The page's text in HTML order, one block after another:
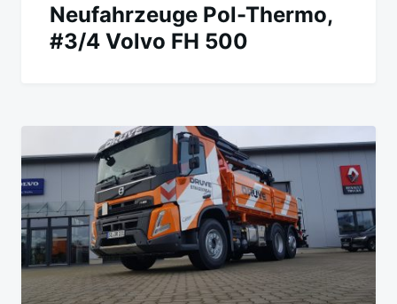
Neufahrzeuge Pol-Thermo,
#3/4 Volvo FH 500